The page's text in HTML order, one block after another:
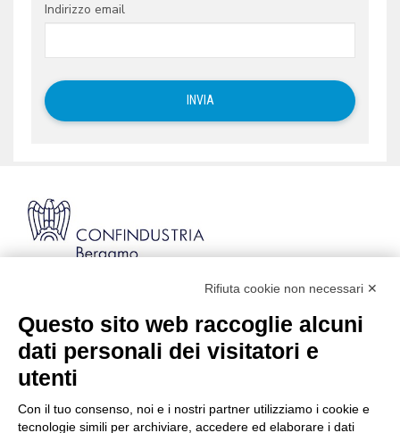
Indirizzo email
Codice Fiscale: 80021750163 | PEC:
info@pec.confindustriabergamo.it
CONFINDUSTRIA BERGAMO
Rifiuta cookie non necessari ✕
Questo sito web raccoglie alcuni
dati personali dei visitatori e
utenti
Con il tuo consenso, noi e i nostri partner utilizziamo i cookie e
tecnologie simili per archiviare, accedere ed elaborare i dati